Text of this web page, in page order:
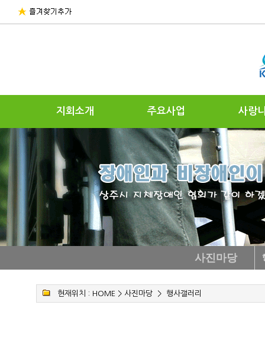
지회소개 주요사업 사랑
사진마당
현재위치 : HOME > 사진마당> 행사갤러리